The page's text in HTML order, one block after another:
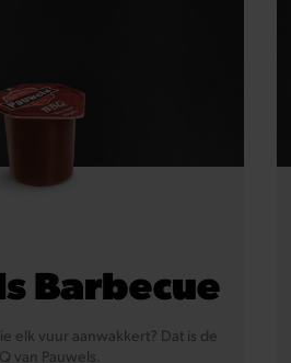
Barbecue
elk vuur aanwakkert? Dat is de
van Pauwels.